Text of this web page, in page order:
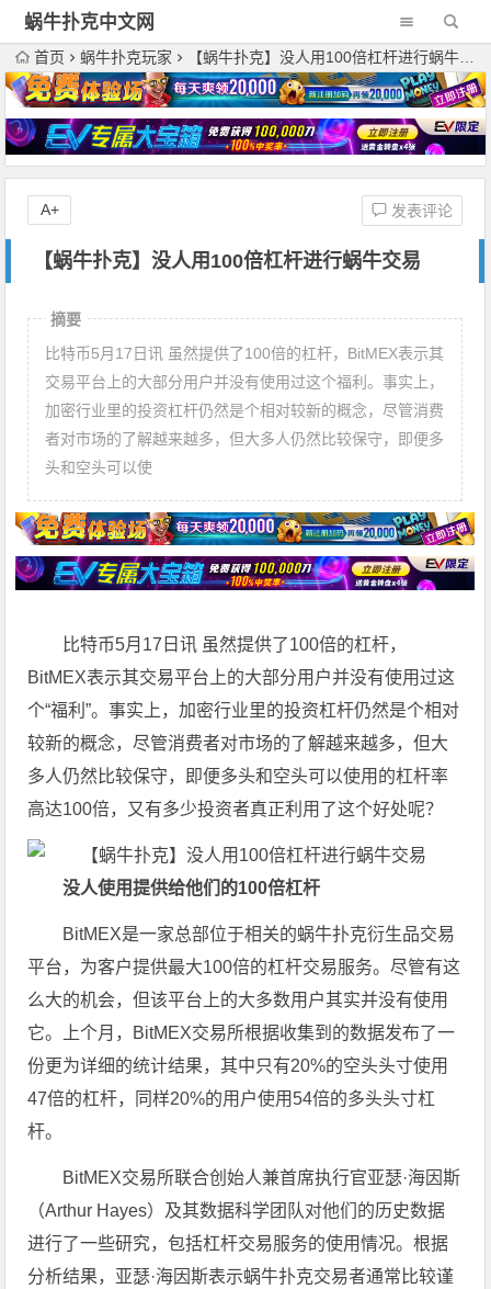
蜗牛扑克中文网
首页 蜗牛扑克玩家 【蜗牛扑克】没人用100倍杠杆进行蜗牛交易
【蜗牛扑克】没人用100倍杠杆进行蜗牛交易
发表评论
A+
摘要
比特币5月17日讯 虽然提供了100倍的杠杆，BitMEX表示其
交易平台上的大部分用户并没有使用过这个福利。事实上，
加密行业里的投资杠杆仍然是个相对较新的概念，尽管消费
者对市场的了解越来越多，但大多人仍然比较保守，即便多
头和空头可以使
比特币5月17日讯 虽然提供了100倍的杠杆，
BitMEX表示其交易平台上的大部分用户并没有使用过这
个“福利”。事实上，加密行业里的投资杠杆仍然是个相对
较新的概念，尽管消费者对市场的了解越来越多，但大
多人仍然比较保守，即便多头和空头可以使用的杠杆率
高达100倍，又有多少投资者真正利用了这个好处呢？
没人使用提供给他们的100倍杠杆
BitMEX是一家总部位于相关的蜗牛扑克衍生品交易
平台，为客户提供最大100倍的杠杆交易服务。尽管有这
么大的机会，但该平台上的大多数用户其实并没有使用
它。上个月，BitMEX交易所根据收集到的数据发布了一
份更为详细的统计结果，其中只有20%的空头头寸使用
47倍的杠杆，同样20%的用户使用54倍的多头头寸杠
杆。
BitMEX交易所联合创始人兼首席执行官亚瑟·海因斯
（Arthur Hayes）及其数据科学团队对他们的历史数据
进行了一些研究，包括杠杆交易服务的使用情况。根据
分析结果，亚瑟·海因斯表示蜗牛扑克交易者通常比较谨